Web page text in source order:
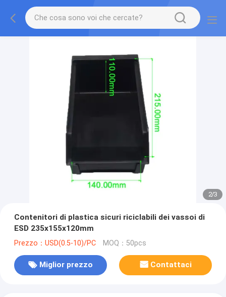
2/3
Contenitori di plastica sicuri riciclabili dei vassoi di
ESD 235x155x120mm
Prezzo：USD(0.5-10)/PC MOQ：50pcs
Miglior prezzo Contattaci